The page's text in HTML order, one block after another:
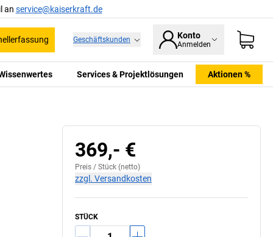
an service@kaiserkraft.de
Geschäftskunden Konto
Anmelden
Services & Projektlösungen Aktionen %
369,- €
Preis / Stück (netto)
zzgl. Versandkosten
STÜCK